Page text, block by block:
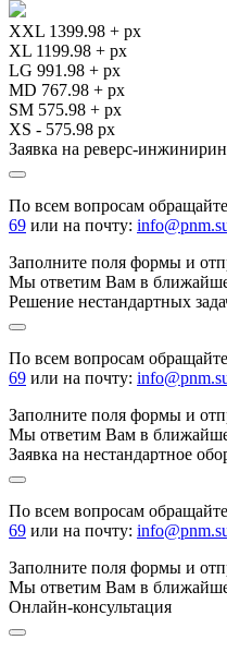
XXL 1399.98 + px
XL 1199.98 + px
LG 991.98 + px
MD 767.98 + px
SM 575.98 + px
XS - 575.98 px
Заявка на реверс-
По всем вопросам
69 или на почту:
Заполните поля формы и
Мы ответим Вам в
Решение нестандартных
По всем вопросам
69 или на почту:
Заполните поля формы и
Мы ответим Вам в
Заявка на нестандартное
По всем вопросам
69 или на почту:
Заполните поля формы и
Мы ответим Вам в
Онлайн-консультация